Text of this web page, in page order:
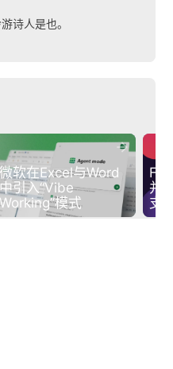
诗人是也。
微软在Excel与Word
中引入“Vibe
Working”模式

并
支